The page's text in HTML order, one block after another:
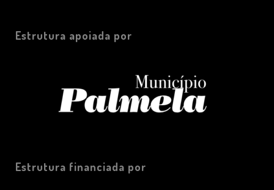
Estrutura apoiada por
Estrutura financiada por